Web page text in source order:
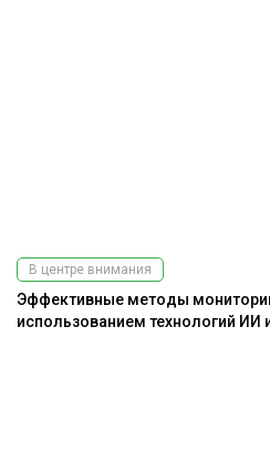
В центре внимания
Эффективные методы
использованием технологий ИИ